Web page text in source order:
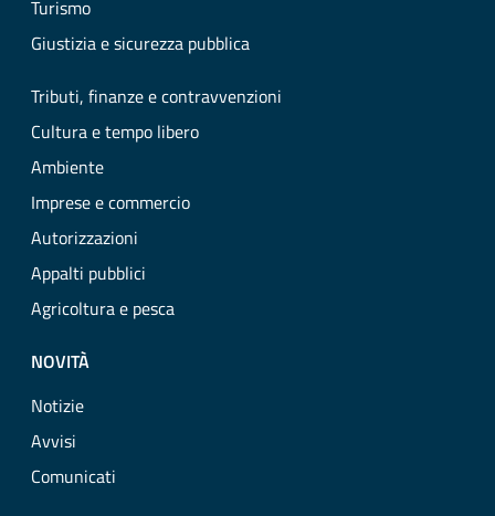
Turismo
Giustizia e sicurezza pubblica
Tributi, finanze e contravvenzioni
Cultura e tempo libero
Ambiente
Imprese e commercio
Autorizzazioni
Appalti pubblici
Agricoltura e pesca
NOVITÀ
Notizie
Avvisi
Comunicati